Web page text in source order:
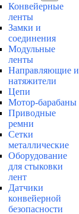
Конвейерные
ленты
Замки и
соединения
Модульные
ленты
Направляющие и
натяжители
Цепи
Мотор-барабаны
Приводные
ремни
Сетки
металлические
Оборудование
для стыковки
лент
Датчики
конвейерной
безопасности